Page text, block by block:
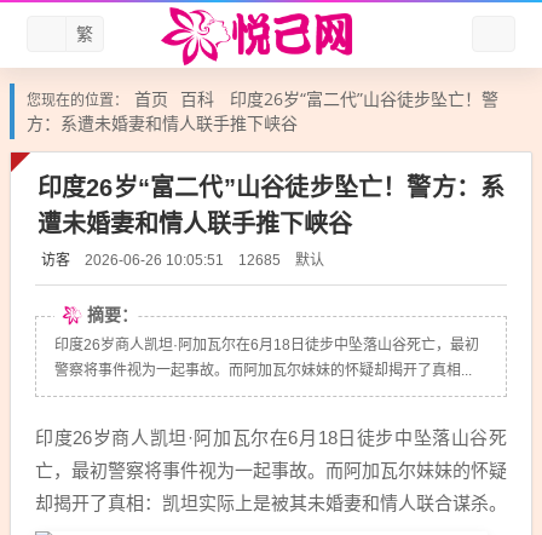
繁
您现在的位置： 首页 百科
印度26岁“富二代”山谷徒步坠亡！警
方：系遭未婚妻和情人联手推下峡谷
印度26岁“富二代”山谷徒步坠亡！警方：系
遭未婚妻和情人联手推下峡谷
访客 2026-06-26 10:05:51 12685 默认
摘要：
印度26岁商人凯坦·阿加瓦尔在6月18日徒步中坠落山谷死亡，最初
警察将事件视为一起事故。而阿加瓦尔妹妹的怀疑却揭开了真相...
印度26岁商人凯坦·阿加瓦尔在6月18日徒步中坠落山谷死
亡，最初警察将事件视为一起事故。而阿加瓦尔妹妹的怀疑
却揭开了真相：凯坦实际上是被其未婚妻和情人联合谋杀。